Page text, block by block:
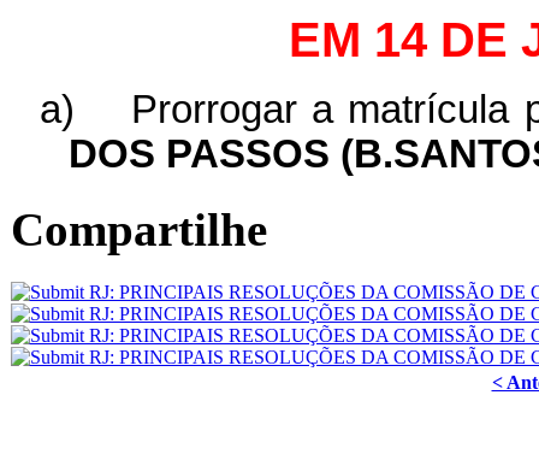
EM 14 DE
a)
Prorrogar a matrícula
DOS PASSOS
Compartilhe
<